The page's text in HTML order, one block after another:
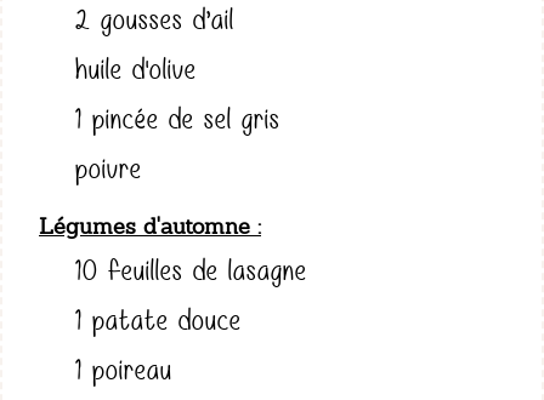
2 gousses d’ail
huile d'olive
1 pincée de sel gris
poivre
Légumes d'automne
10 feuilles de lasagne
1 patate douce
1 poireau